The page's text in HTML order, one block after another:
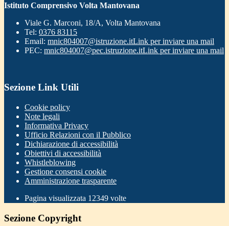
Istituto Comprensivo Volta Mantovana
Viale G. Marconi, 18/A, Volta Mantovana
Tel: 0376 83115
Email: mnic804007@istruzione.itLink per inviare una mail
PEC: mnic804007@pec.istruzione.itLink per inviare una mail
Sezione Link Utili
Cookie policy
Note legali
Informativa Privacy
Ufficio Relazioni con il Pubblico
Dichiarazione di accessibilità
Obiettivi di accessibilità
Whistleblowing
Gestione consensi cookie
Amministrazione trasparente
Pagina visualizzata 12349 volte
Sezione Copyright